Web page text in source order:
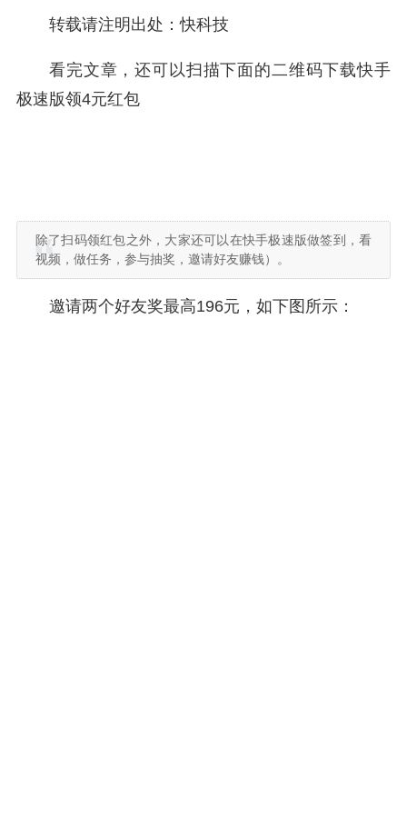
转载请注明出处：快科技
看完文章，还可以扫描下面的二维码下载快手
极速版领4元红包
除了扫码领红包之外，大家还可以在快手极速版做签到，看
视频，做任务，参与抽奖，邀请好友赚钱）。
邀请两个好友奖最高196元，如下图所示：